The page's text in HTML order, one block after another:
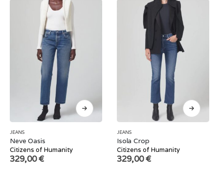
JEANS
Neve Oasis
Citizens of Humanity
329,00€
JEANS
Isola Crop
Citizens of Humanity
329,00€